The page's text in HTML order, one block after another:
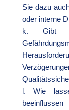
Sie dazu
oder interne
k. Gibt
l. Wie